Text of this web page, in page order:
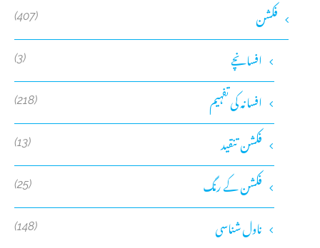
فکشن (407)
افسانچے (3)
افسانہ کی تفہیم (218)
فکشن تنقید (13)
فکشن کے رنگ (25)
ناول شناسی (148)